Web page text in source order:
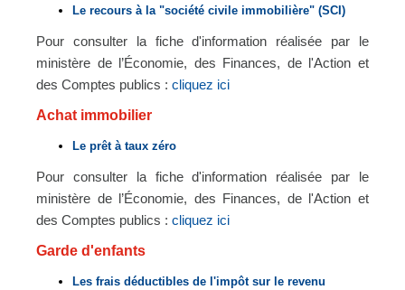
Le recours à la "société civile immobilière" (SCI)
Pour consulter la fiche d'information réalisée par le
ministère de l’Économie, des Finances, de l'Action et
des Comptes publics : cliquez ici
Achat immobilier
Le prêt à taux zéro
Pour consulter la fiche d'information réalisée par le
ministère de l’Économie, des Finances, de l'Action et
des Comptes publics : cliquez ici
Garde d'enfants
Les frais déductibles de l'impôt sur le revenu